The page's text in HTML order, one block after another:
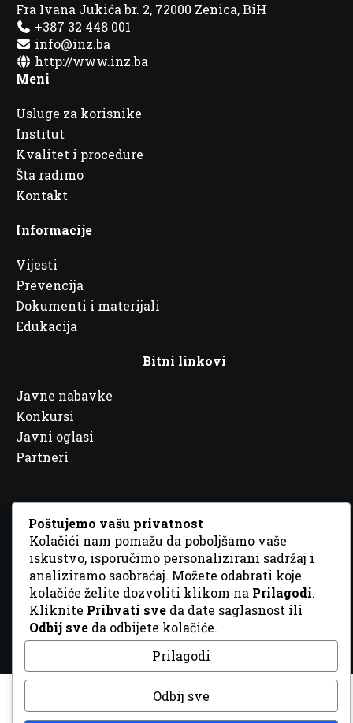
Fra Ivana Jukića br. 2, 72000 Zenica, BiH
+387 32 448 001
info@inz.ba
http://www.inz.ba
Meni
Usluge za korisnike
Institut
Kvalitet i procedure
Šta radimo
Kontakt
Informacije
Vijesti
Prevencija
Dokumenti i materijali
Edukacija
Bitni linkovi
Javne nabavke
Konkursi
Javni oglasi
Partneri
© 2026 Sva prava zadržana. DizajnGordonDM
Poštujemo vašu privatnost
Kolačići nam pomažu da poboljšamo vaše
iskustvo, isporučimo personalizirani sadržaj i
analiziramo saobraćaj. Možete odabrati koje
kolačiće želite dozvoliti klikom na Prilagodi.
Kliknite Prihvati sve da date saglasnost ili
Odbij sve da odbijete kolačiće.
Prilagodi
Odbij sve